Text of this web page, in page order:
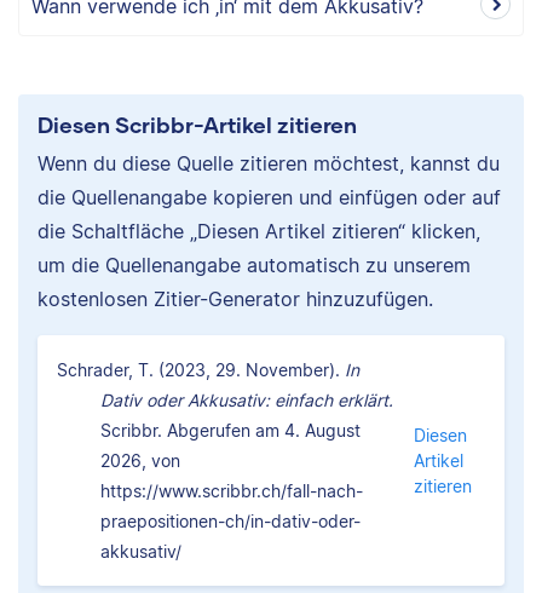
Wann verwende ich ‚in‘ mit dem Akkusativ?
Diesen Scribbr-Artikel zitieren
Wenn du diese Quelle zitieren möchtest, kannst du
die Quellenangabe kopieren und einfügen oder auf
die Schaltfläche „Diesen Artikel zitieren“ klicken,
um die Quellenangabe automatisch zu unserem
kostenlosen Zitier-Generator hinzuzufügen.
Schrader, T. (2023, 29. November). In
Dativ oder Akkusativ: einfach erklärt.
Scribbr. Abgerufen am 4. August
2026, von
https://www.scribbr.ch/fall-nach-
praepositionen-ch/in-dativ-oder-
akkusativ/
Diesen
Artikel
zitieren